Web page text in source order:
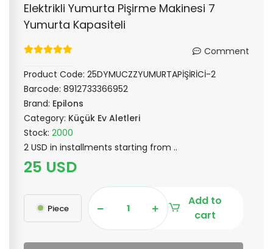
Elektrikli Yumurta Pişirme Makinesi 7
Yumurta Kapasiteli
Comment
Product Code: 25DYMUCZZYUMURTAPİŞİRİCİ-2
Barcode: 8912733366952
Brand: Epilons
Category: Küçük Ev Aletleri
Stock: 2000
2 USD in installments starting from ..
25 USD
Piece
Add to
cart